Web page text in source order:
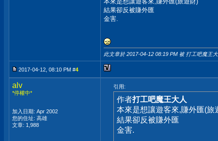
結果卻反被賺外匯
金害.
此文章於 2017-04-12 08:19 PM 被 打工吧魔王
2017-04-12, 08:10 PM #4
alv
*停權中*
加入日期: Apr 2002
您的住址: 高雄
文章: 1,988
引用:
作者打工吧魔王大人
本來是想讓遊客來,賺外匯(旅
結果卻反被賺外匯
金害.